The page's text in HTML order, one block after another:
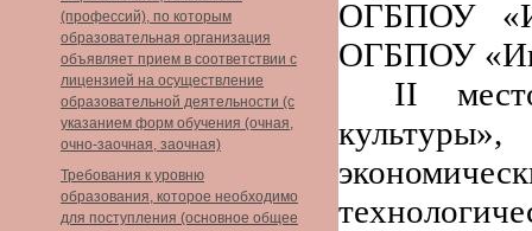
(профессий), по которым
образовательная организация
объявляет прием в соответствии с
лицензией на осуществление
образовательной деятельности (с
указанием форм обучения (очная,
очно-заочная, заочная)
Требования к уровню
образования, которое необходимо
для поступления (основное общее
ОГБПОУ
ОГБПОУ
II